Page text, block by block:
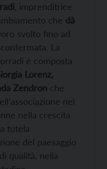
, imprenditrice
che dà
svolto fino ad
La
è composta
Lorenz,
Zendron che
nel
nella crescita
tutela
del paesaggio
qualità, nella